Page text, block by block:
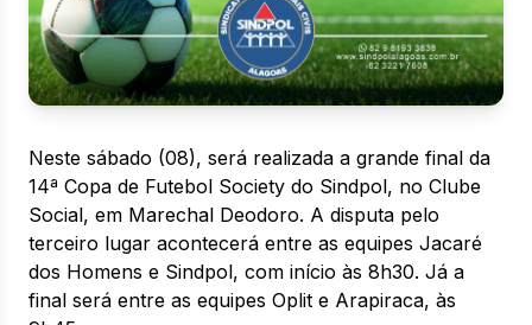
Neste sábado (08), será realizada a grande final da
14ª Copa de Futebol Society do Sindpol, no Clube
Social, em Marechal Deodoro. A disputa pelo
terceiro lugar acontecerá entre as equipes Jacaré
dos Homens e Sindpol, com início às 8h30. Já a
final será entre as equipes Oplit e Arapiraca, às